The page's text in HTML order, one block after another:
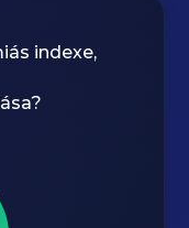
indexe,